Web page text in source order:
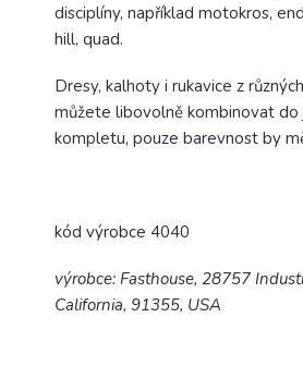
disciplíny, například motokros,
hill, quad.
Dresy, kalhoty i rukavice z
můžete libovolně kombinovat do
kompletu, pouze barevnost by
kód výrobce 4040
výrobce: Fasthouse, 28757
California, 91355, USA